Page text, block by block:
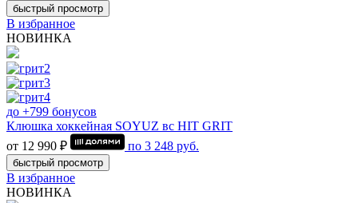
быстрый просмотр
В избранное
НОВИНКА
до +799 бонусов
Клюшка хоккейная SOYUZ вс HIT GRIT
от 12 990 ₽
по 3 248 руб.
быстрый просмотр
В избранное
НОВИНКА